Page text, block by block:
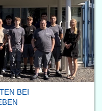
BEI